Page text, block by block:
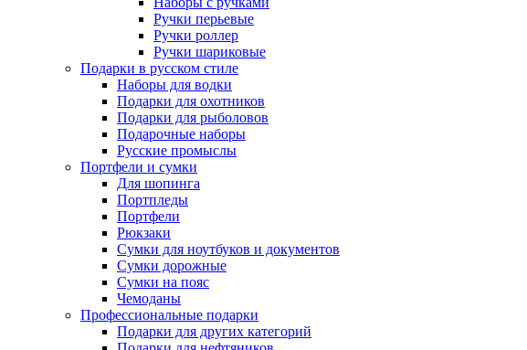
Ручки перьевые
Ручки роллер
Ручки шариковые
Подарки в русском стиле
Наборы для водки
Подарки для охотников
Подарки для рыболовов
Подарочные наборы
Русские промыслы
Портфели и сумки
Для шопинга
Портпледы
Портфели
Рюкзаки
Сумки для ноутбуков и документов
Сумки дорожные
Сумки на пояс
Чемоданы
Профессиональные подарки
Подарки для других категорий